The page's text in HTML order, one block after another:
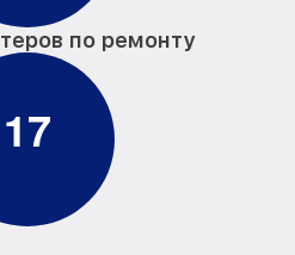
по ремонту
17